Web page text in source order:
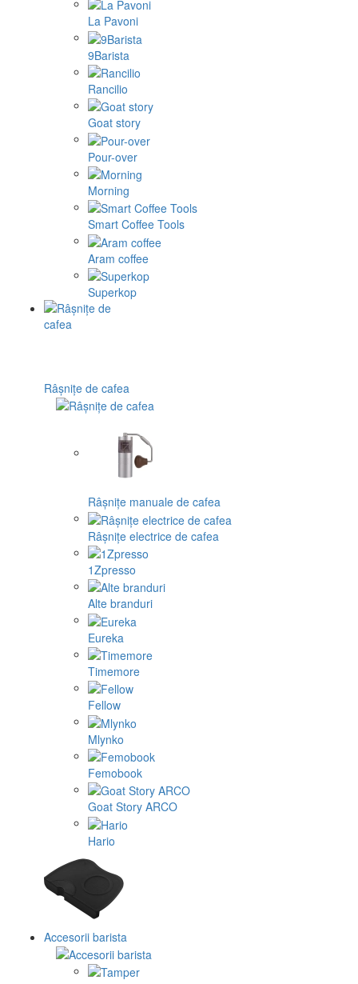
La Pavoni
9Barista
Rancilio
Goat story
Pour-over
Morning
Smart Coffee Tools
Aram coffee
Superkop
Râșnițe de cafea
Râșnițe manuale de cafea
Râșnițe electrice de cafea
1Zpresso
Alte branduri
Eureka
Timemore
Fellow
Mlynko
Femobook
Goat Story ARCO
Hario
Accesorii barista